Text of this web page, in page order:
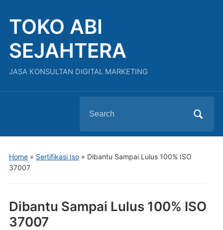
TOKO ABI
SEJAHTERA
JASA KONSULTAN DIGITAL MARKETING
for:
Home» Sertifikasi Iso» Dibantu Sampai Lulus 100% ISO
37007
Dibantu Sampai Lulus 100% ISO
37007